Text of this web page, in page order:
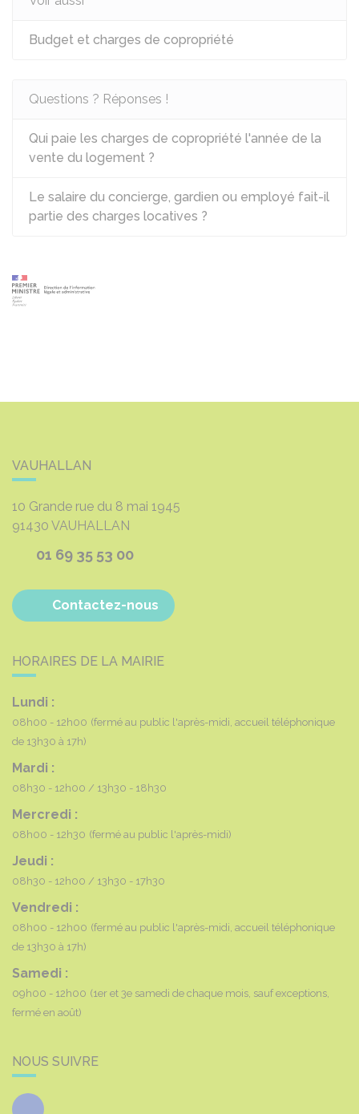
Budget et charges de copropriété
Questions ? Réponses !
Qui paie les charges de copropriété l'année de la
vente du logement ?
Le salaire du concierge, gardien ou employé fait-il
partie des charges locatives ?
VAUHALLAN
10 Grande rue du 8 mai 1945
91430 VAUHALLAN
01 69 35 53 00
Contactez-nous
HORAIRES DE LA MAIRIE
Lundi :
08h00 - 12h00 (fermé au public l'après-midi, accueil téléphonique
de 13h30 à 17h)
Mardi :
08h30 - 12h00 13h30 - 18h30
Mercredi :
08h00 - 12h30 (fermé au public l'après-midi)
Jeudi :
08h30 - 12h00 13h30 - 17h30
Vendredi :
08h00 - 12h00 (fermé au public l'après-midi, accueil téléphonique
de 13h30 à 17h)
Samedi :
09h00 - 12h00 (1er et 3e samedi de chaque mois, sauf exceptions,
fermé en août)
NOUS SUIVRE